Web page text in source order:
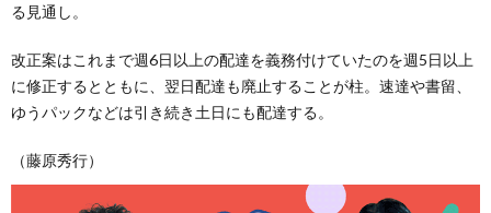
る見通し。
改正案はこれまで週6日以上の配達を義務付けていたのを週5日以上
に修正するとともに、翌日配達も廃止することが柱。速達や書留、
ゆうパックなどは引き続き土日にも配達する。
（藤原秀行）